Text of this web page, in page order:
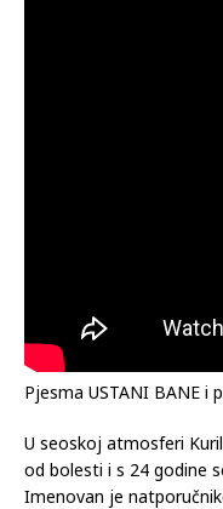
Pjesma USTANI BANE i
U seoskoj atmosferi
od bolesti i s 24 godine
Imenovan je